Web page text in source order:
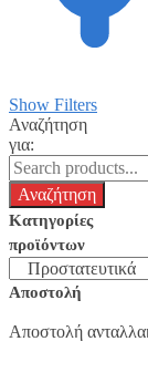
Show Filters
Αναζήτηση
για:
Κατηγορίες
προϊόντων
Αποστολή
Αποστολή